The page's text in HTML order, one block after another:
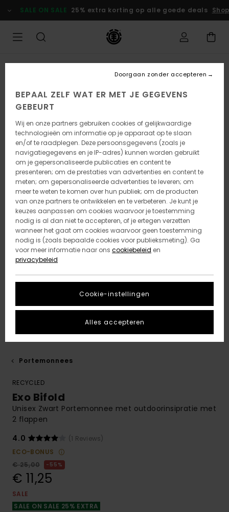
naar
Productinformatie
SALE ON SALE 25% extra korting op alle goede deals
Portemonnees
RECYCLED
Exo Bifold
Unisex Zwart Portemonnee met outdoorinsipratie met
2 flappen
4.0
(1 Reviews)
ECO-BONUS
€ 25,00
55%
€ 11,25
SALE
SALE ON SALE 25% EXTRA
BEPAAL ZELF WAT ER MET JE GEGEVENS
GEBEURT
Wij en onze partners gebruiken cookies of gelijkwaardige
technologieën om informatie op je apparaat op te slaan
en/of te raadplegen. Deze persoonsgegevens (zoals je
navigatiegegevens en je IP-adres) kunnen worden gebruikt
om je gepersonaliseerde publicaties en content te
presenteren; om de prestaties van advertenties en content te
meten; om gepersonaliseerde advertenties te leveren; om
meer te weten te komen over hun publiek; om de producten
van onze partners te ontwikkelen en te verbeteren. Je kunt je
keuzes aanpassen om cookies waarvoor je toestemming
nodig is al dan niet te accepteren, of je ertegen verzetten
wanneer het gaat om cookies waarvoor geen toestemming
nodig is (zoals bepaalde cookies voor publieksmeting). Ga
voor meer informatie naar ons cookiebeleid en
privacybeleid
Cookie-instellingen
Doorgaan zonder accepteren
Alles accepteren